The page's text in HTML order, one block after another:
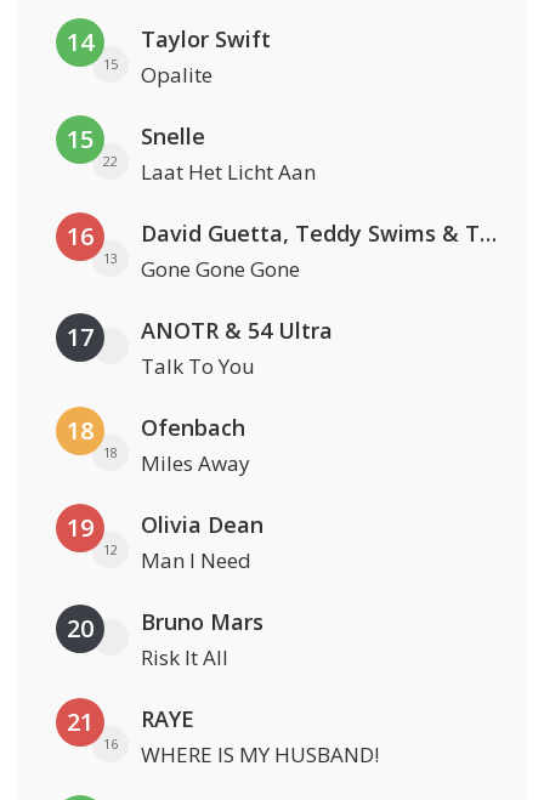
14
15
Taylor Swift
Opalite
15
22
Snelle
Laat Het Licht Aan
16
13
David Guetta, Teddy Swims & Tones And I
Gone Gone Gone
17 ANOTR & 54 Ultra
Talk To You
18
18
Ofenbach
Miles Away
19
12
Olivia Dean
Man I Need
20 Bruno Mars
Risk It All
21
16
RAYE
WHERE IS MY HUSBAND!